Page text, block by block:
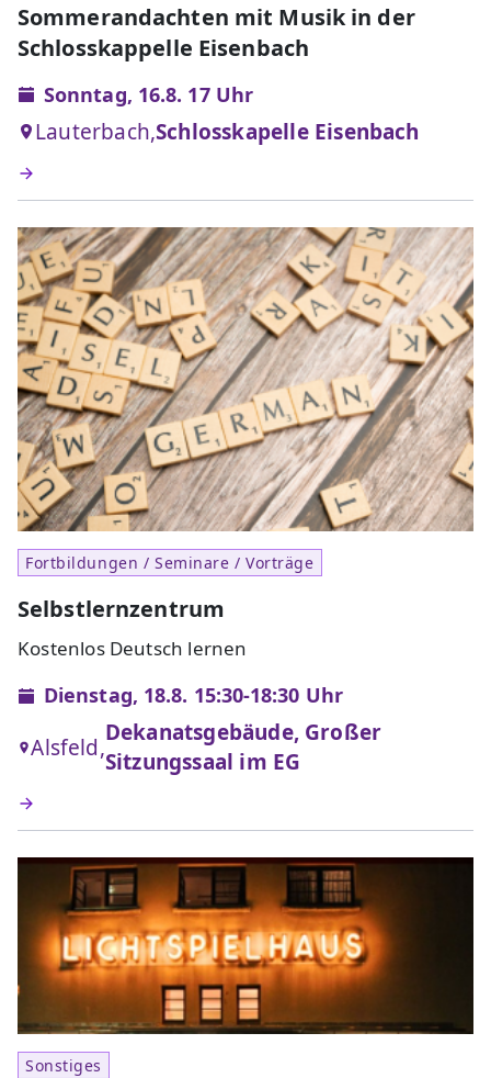
Sommerandachten mit Musik in der
Schlosskappelle Eisenbach
Sonntag, 16.8. 17 Uhr
Lauterbach,Schlosskapelle Eisenbach
Fortbildungen / Seminare / Vorträge
Selbstlernzentrum
Kostenlos Deutsch lernen
Dienstag, 18.8. 15:30-18:30 Uhr
Alsfeld,
Dekanatsgebäude, Großer
Sitzungssaal im EG
Sonstiges